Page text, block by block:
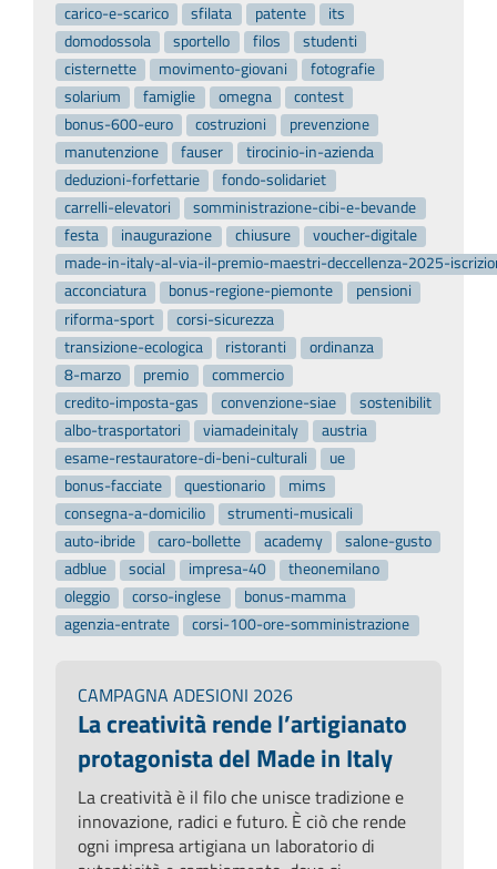
carico-e-scarico
sfilata patente
its
domodossola
sportello filos
studenti
cisternette
movimento-giovani
fotografie
solarium
famiglie omegna
contest
bonus-600-euro
costruzioni
prevenzione
manutenzione
fauser
tirocinio-in-azienda
deduzioni-forfettarie
fondo-solidariet
carrelli-elevatori
somministrazione-cibi-e-bevande
festa
inaugurazione chiusure
voucher-digitale
made-in-italy-al-via-il-premio-maestri-deccellenza-2025-
acconciatura
bonus-regione-piemonte
pensioni
riforma-sport
corsi-sicurezza
transizione-ecologica
ristoranti
ordinanza
8-marzo
premio
commercio
credito-imposta-gas
convenzione-siae
sostenibilit
albo-trasportatori
viamadeinitaly
austria
esame-restauratore-di-beni-culturali
ue
bonus-facciate
questionario
mims
consegna-a-domicilio
strumenti-musicali
auto-ibride
caro-bollette academy
salone-gusto
adblue
social impresa-40
theonemilano
oleggio
corso-inglese
bonus-mamma
agenzia-entrate
corsi-100-ore-somministrazione
CAMPAGNA ADESIONI 2026
La creatività rende l’artigianato
protagonista del Made in Italy
La creatività è il filo che unisce tradizione e
innovazione, radici e futuro. È ciò che rende
ogni impresa artigiana un laboratorio di